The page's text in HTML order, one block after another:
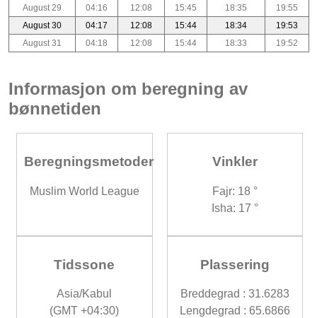
August 29
04:16 12:08 15:45 18:35
19:55
August 30
04:17 12:08 15:44 18:34
19:53
August 31
04:18 12:08 15:44 18:33 19:52
Informasjon om beregning av
bønnetiden
Beregningsmetoder
Muslim World League
Vinkler
Fajr: 18 °
Isha: 17 °
Tidssone
Asia/Kabul
(GMT +04:30)
Plassering
Breddegrad : 31.6283
Lengdegrad : 65.6866